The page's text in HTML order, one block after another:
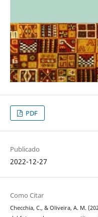
PDF
Publicado
2022-12-27
Como Citar
Checchia, C., & Oliveira, A. M.